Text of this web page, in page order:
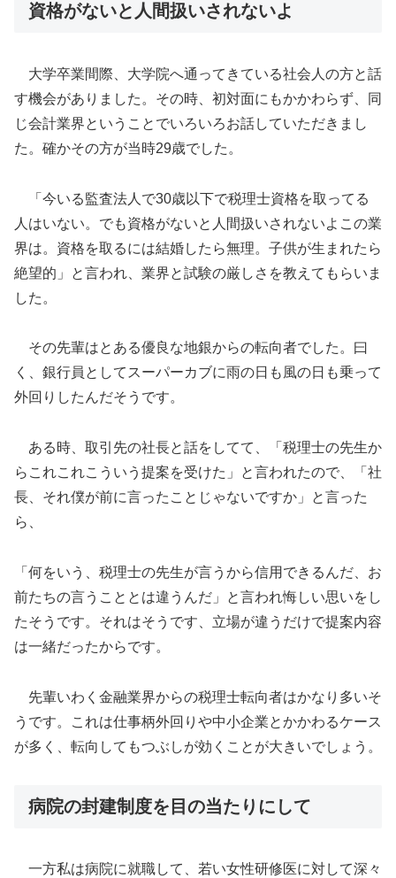
資格がないと人間扱いされないよ
大学卒業間際、大学院へ通ってきている社会人の方と話
す機会がありました。その時、初対面にもかかわらず、同
じ会計業界ということでいろいろお話していただきまし
た。確かその方が当時29歳でした。
「今いる監査法人で30歳以下で税理士資格を取ってる
人はいない。でも資格がないと人間扱いされないよこの業
界は。資格を取るには結婚したら無理。子供が生まれたら
絶望的」と言われ、業界と試験の厳しさを教えてもらいま
した。
その先輩はとある優良な地銀からの転向者でした。曰
く、銀行員としてスーパーカブに雨の日も風の日も乗って
外回りしたんだそうです。
ある時、取引先の社長と話をしてて、「税理士の先生か
らこれこれこういう提案を受けた」と言われたので、「社
長、それ僕が前に言ったことじゃないですか」と言った
ら、
「何をいう、税理士の先生が言うから信用できるんだ、お
前たちの言うこととは違うんだ」と言われ悔しい思いをし
たそうです。それはそうです、立場が違うだけで提案内容
は一緒だったからです。
先輩いわく金融業界からの税理士転向者はかなり多いそ
うです。これは仕事柄外回りや中小企業とかかわるケース
が多く、転向してもつぶしが効くことが大きいでしょう。
病院の封建制度を目の当たりにして
一方私は病院に就職して、若い女性研修医に対して深々